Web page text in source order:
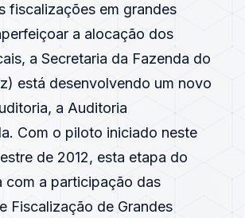
fiscalizações em grandes
a alocação dos
a Secretaria da Fazenda do
está desenvolvendo um novo
a Auditoria
Com o piloto iniciado neste
de 2012, esta etapa do
com a participação das
Fiscalização de Grandes